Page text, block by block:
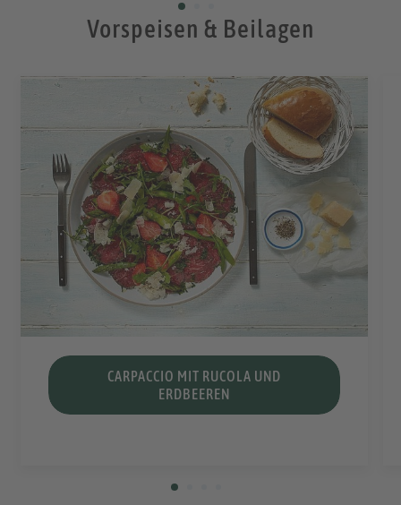
Vorspeisen & Beilagen
CARPACCIO MIT RUCOLA UND
ERDBEEREN